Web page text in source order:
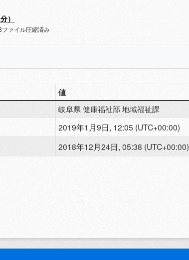
）
ァイル圧縮済み
値
岐阜県 健康福祉部 地域福祉課
2019年1月9日, 12:05 (UTC+00:00)
2018年12月24日, 05:38 (UTC+00:00)